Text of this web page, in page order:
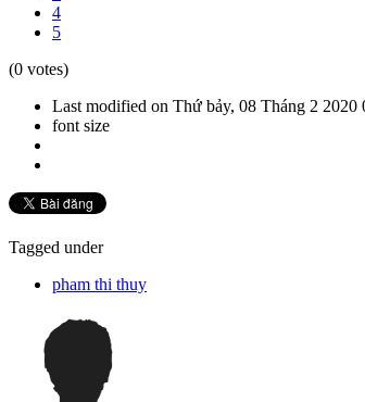
4
5
(0 votes)
Last modified on Thứ bảy, 08 Tháng 2 2020
font size
Tagged under
pham thi thuy